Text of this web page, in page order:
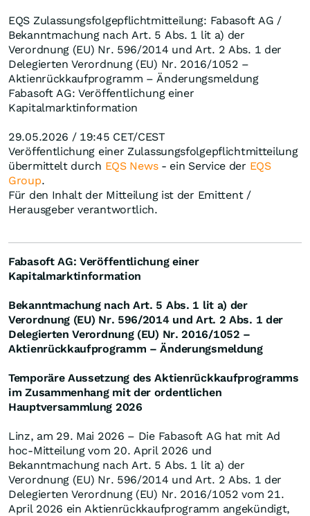
EQS Zulassungsfolgepflichtmitteilung: Fabasoft AG /
Bekanntmachung nach Art. 5 Abs. 1 lit a) der
Verordnung (EU) Nr. 596/2014 und Art. 2 Abs. 1 der
Delegierten Verordnung (EU) Nr. 2016/1052 –
Aktienrückkaufprogramm – Änderungsmeldung
Fabasoft AG: Veröffentlichung einer
Kapitalmarktinformation
29.05.2026 / 19:45 CET/CEST
Veröffentlichung einer Zulassungsfolgepflichtmitteilung
übermittelt durch EQS News- ein Service der EQS
Group.
Für den Inhalt der Mitteilung ist der Emittent /
Herausgeber verantwortlich.
Fabasoft AG: Veröffentlichung einer
Kapitalmarktinformation
Bekanntmachung nach Art. 5 Abs. 1 lit a) der
Verordnung (EU) Nr. 596/2014 und Art. 2 Abs. 1 der
Delegierten Verordnung (EU) Nr. 2016/1052 –
Aktienrückkaufprogramm – Änderungsmeldung
Temporäre Aussetzung des Aktienrückkaufprogramms
im Zusammenhang mit der ordentlichen
Hauptversammlung 2026
Linz, am 29. Mai 2026 – Die Fabasoft AG hat mit Ad
hoc-Mitteilung vom 20. April 2026 und
Bekanntmachung nach Art. 5 Abs. 1 lit a) der
Verordnung (EU) Nr. 596/2014 und Art. 2 Abs. 1 der
Delegierten Verordnung (EU) Nr. 2016/1052 vom 21.
April 2026 ein Aktienrückkaufprogramm angekündigt,